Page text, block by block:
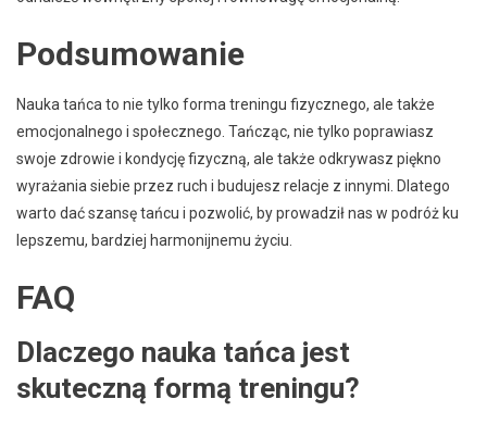
Podsumowanie
Nauka tańca to nie tylko forma treningu fizycznego, ale także
emocjonalnego i społecznego. Tańcząc, nie tylko poprawiasz
swoje zdrowie i kondycję fizyczną, ale także odkrywasz piękno
wyrażania siebie przez ruch i budujesz relacje z innymi. Dlatego
warto dać szansę tańcu i pozwolić, by prowadził nas w podróż ku
lepszemu, bardziej harmonijnemu życiu.
FAQ
Dlaczego nauka tańca jest
skuteczną formą treningu?